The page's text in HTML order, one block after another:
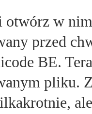
w
przed
BE.
pliku.